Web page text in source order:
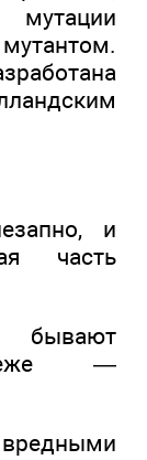
мутации
и
часть
—